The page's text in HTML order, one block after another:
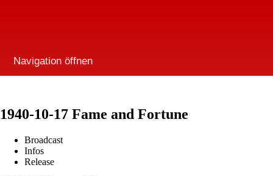
Navigation öffnen
1940-10-17 Fame and Fortune
Broadcast
Infos
Release